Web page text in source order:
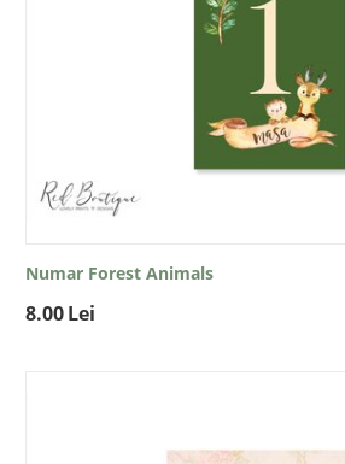
Numar Forest Animals
8.00Lei